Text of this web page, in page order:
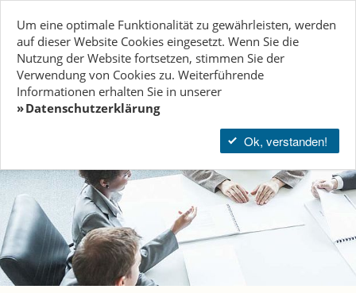
DEUTSCH
Um eine optimale Funktionalität zu gewährleisten, werden
auf dieser Website Cookies eingesetzt. Wenn Sie die
Nutzung der Website fort­setzen, stimmen Sie der
Verwendung von Cookies zu. Weiterführende
Informationen erhalten Sie in unserer
Datenschutzerklärung
Ok, verstanden!